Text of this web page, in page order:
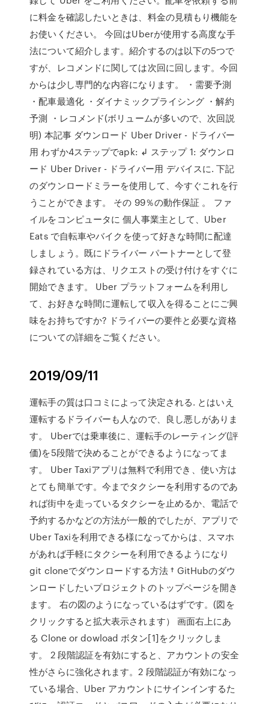
に料金を確認したいときは、料金の見積もり機能を
お使いください。 今回はUberが使用する高度な手
法について紹介します。紹介するのは以下の5つで
すが、レコメンドに関しては次回に回します。今回
からは少し専門的な内容になります。 ・需要予測
・配車最適化 ・ダイナミックプライシング ・解約
予測 ・レコメンド(ボリュームが多いので、次回説
明) 本記事 ダウンロード Uber Driver - ドライバー
用 わずか4ステップでapk: ↲ ステップ 1: ダウンロ
ード Uber Driver - ドライバー用 デバイスに. 下記
のダウンロードミラーを使用して、今すぐこれを行
うことができます。 その 99％の動作保証 。 ファ
イルをコンピュータに 個人事業主として、Uber
Eats で自転車やバイクを使って好きな時間に配達
しましょう。既にドライバー パートナーとして登
録されている方は、リクエストの受け付けをすぐに
開始できます。 Uber プラットフォームを利用し
て、お好きな時間に運転して収入を得ることにご興
味をお持ちですか? ドライバーの要件と必要な資格
についての詳細をご覧ください。
2019/09/11
運転手の質は口コミによって決定される. とはいえ
運転するドライバーも人なので、良し悪しがありま
す。 Uberでは乗車後に、運転手のレーティング(評
価)を5段階で決めることができるようになってま
す。 Uber Taxiアプリは無料で利用でき、使い方は
とても簡単です。今までタクシーを利用するのであ
れば街中を走っているタクシーを止めるか、電話で
予約するかなどの方法が一般的でしたが、アプリで
Uber Taxiを利用できる様になってからは、スマホ
があれば手軽にタクシーを利用できるようになり
git cloneでダウンロードする方法 † GitHubのダウ
ンロードしたいプロジェクトのトップページを開き
ます。 右の図のようになっているはずです。(図を
クリックすると拡大表示されます） 画面右上にあ
る Clone or dowload ボタン[1]をクリックしま
す。 2 段階認証を有効にすると、アカウントの安全
性がさらに強化されます。2 段階認証が有効になっ
ている場合、Uber アカウントにサインインするた